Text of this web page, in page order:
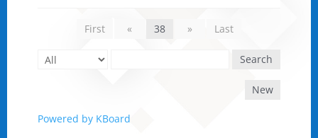
First « 38 » Last
Search
New
Powered by KBoard